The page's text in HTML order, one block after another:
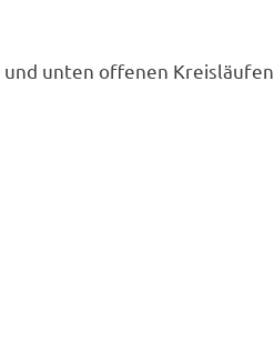
und unten offenen Kreisläufen